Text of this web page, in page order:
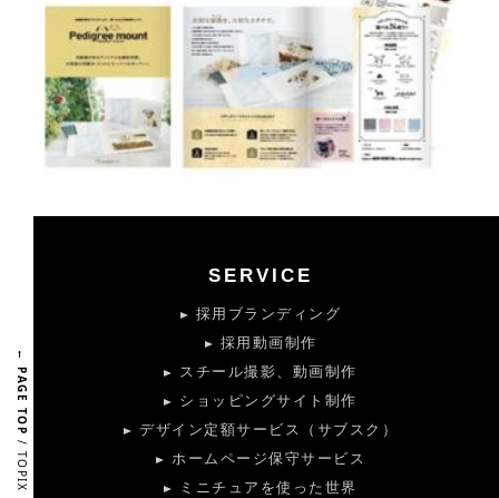
← PAGE TOP
/ TOPIX
SERVICE
採用ブランディング
採用動画制作
スチール撮影、動画制作
ショッピングサイト制作
デザイン定額サービス（サブスク）
ホームページ保守サービス
ミニチュアを使った世界